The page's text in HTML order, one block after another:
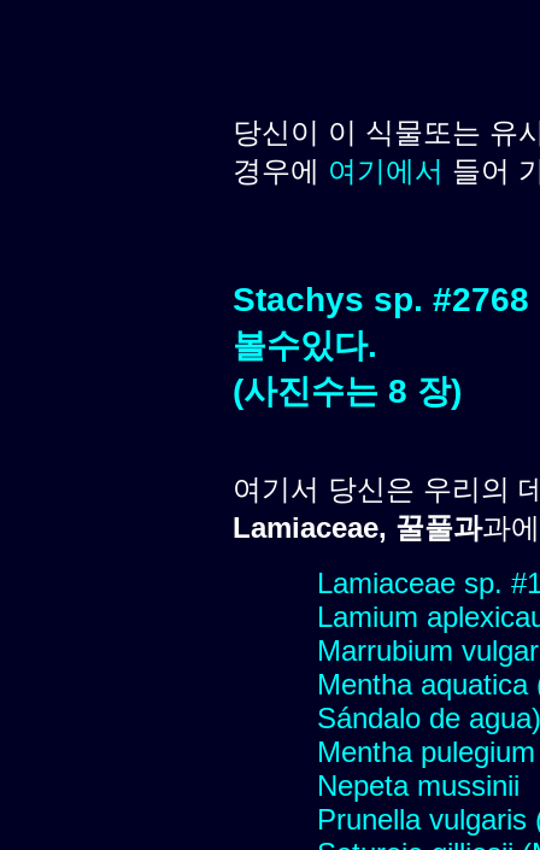
당신이 이 식물또는 유
경우에 여기에서 들어
Stachys sp. #2768
볼수있다.
(사진수는 8 장)
여기서 당신은 우리의
Lamiaceae, 꿀풀과과
Lamiaceae sp.
Lamium
Marrubium
Mentha
Sándalo de agua)
Mentha
Nepeta mussinii
Prunella vulgaris